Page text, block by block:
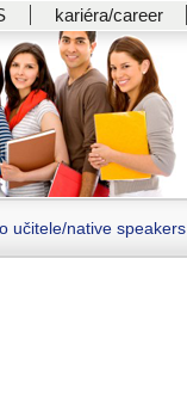
kariéra/career
učitele/native speakers